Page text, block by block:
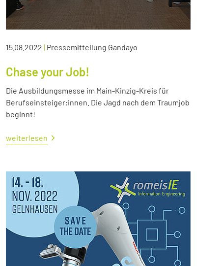
15.08.2022 | Pressemitteilung Gandayo
Chase your Job!
Die Ausbildungsmesse im Main-Kinzig-Kreis für
Berufseinsteiger:innen. Die Jagd nach dem Traumjob
beginnt!
weiterlesen